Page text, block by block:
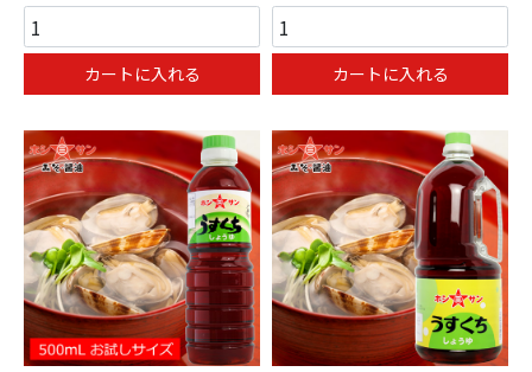
カートに入れる カートに入れる